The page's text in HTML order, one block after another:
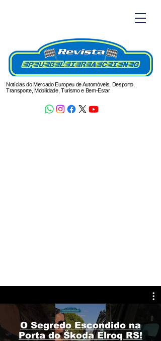
Notícias do Mercado Europeu de Automóveis, Desporto,
Transporte, Mobilidade, Turismo e Bem-Estar
O Segredo Escondido na
Porta do Škoda Elroq RS!